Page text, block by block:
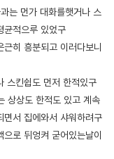
는 먼가 대화를햇거나 스
균적으루 있었구
히 흥분되고 이러다보니
스킨쉽도 먼저 한적있구
상도 한적도 있고 계속
면서 집에와서 샤워하려구
로 뒤엉켜 굳어있는날이